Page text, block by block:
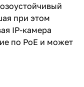
при этом
IP-камера
по PoE и может